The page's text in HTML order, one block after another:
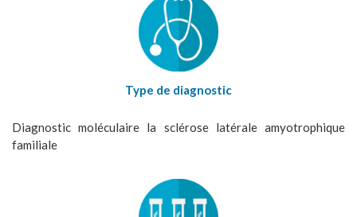
Type de diagnostic
Diagnostic moléculaire la sclérose latérale amyotrophique
familiale